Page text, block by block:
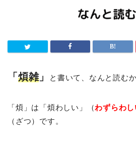
「 煩雑」 と書いて、なんと読む
「煩」は「煩わしい」（わずらわし
（ざつ）です。